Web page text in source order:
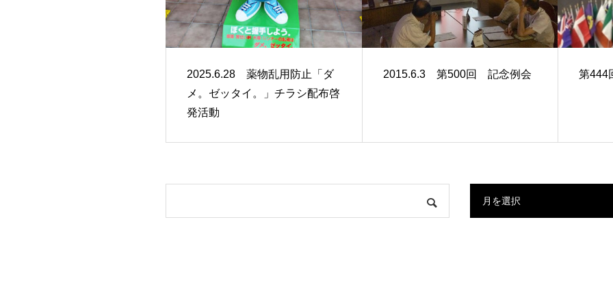
2025.6.28 薬物乱用防止「ダ
メ。ゼッタイ。」チラシ配布啓
発活動
2015.6.3 第500回 記念例会 第444
月を選択